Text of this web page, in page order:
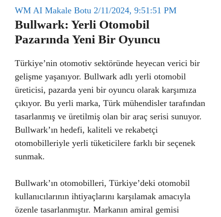
WM AI Makale Botu 2/11/2024, 9:51:51 PM
Bullwark: Yerli Otomobil
Pazarında Yeni Bir Oyuncu
Türkiye’nin otomotiv sektöründe heyecan verici bir
gelişme yaşanıyor. Bullwark adlı yerli otomobil
üreticisi, pazarda yeni bir oyuncu olarak karşımıza
çıkıyor. Bu yerli marka, Türk mühendisler tarafından
tasarlanmış ve üretilmiş olan bir araç serisi sunuyor.
Bullwark’ın hedefi, kaliteli ve rekabetçi
otomobilleriyle yerli tüketicilere farklı bir seçenek
sunmak.
Bullwark’ın otomobilleri, Türkiye’deki otomobil
kullanıcılarının ihtiyaçlarını karşılamak amacıyla
özenle tasarlanmıştır. Markanın amiral gemisi